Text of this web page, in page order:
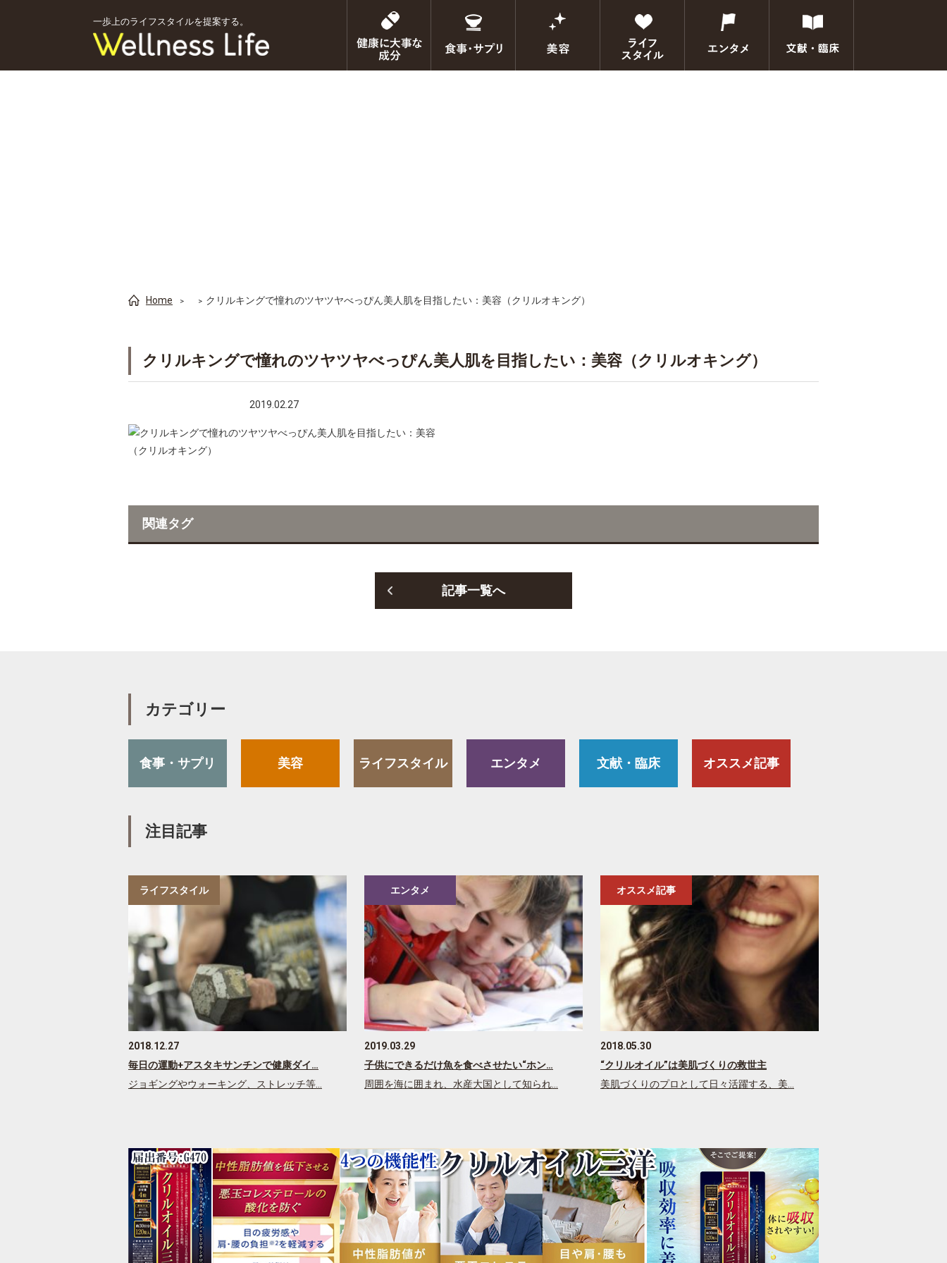
一歩上のライフスタイルを提案する。
Home クリルキングで憧れのツヤツヤべっぴん美人肌を目指したい：美容（クリルオキング）
クリルキングで憧れのツヤツヤべっぴん美人肌を目指したい：美容（クリルオキング）
2019.02.27
関連タグ
記事一覧へ
カテゴリー
食事・サプリ 美容 ライフスタイル エンタメ 文献・臨床 オススメ記事
注目記事
ライフスタイル
2018.12.27
毎日の運動+アスタキサンチンで健康ダイ…
ジョギングやウォーキング、ストレッチ等…
エンタメ
2019.03.29
子供にできるだけ魚を食べさせたい“ホン…
周囲を海に囲まれ、水産大国として知られ…
オススメ記事
2018.05.30
“クリルオイル”は美肌づくりの救世主
美肌づくりのプロとして日々活躍する、美…